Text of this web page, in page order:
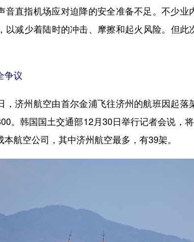
直指机场应对迫降的安全准备不足。不少业
以减少着陆时的冲击、摩擦和起火风险。但
议
济州航空由首尔金浦飞往济州的航班因起落
。韩国国土交通部12月30日举行记者会说，
航空公司，其中济州航空最多，有39架。